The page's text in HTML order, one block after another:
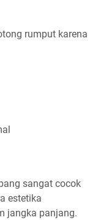
rumput karena
sangat cocok
estetika
jangka panjang.